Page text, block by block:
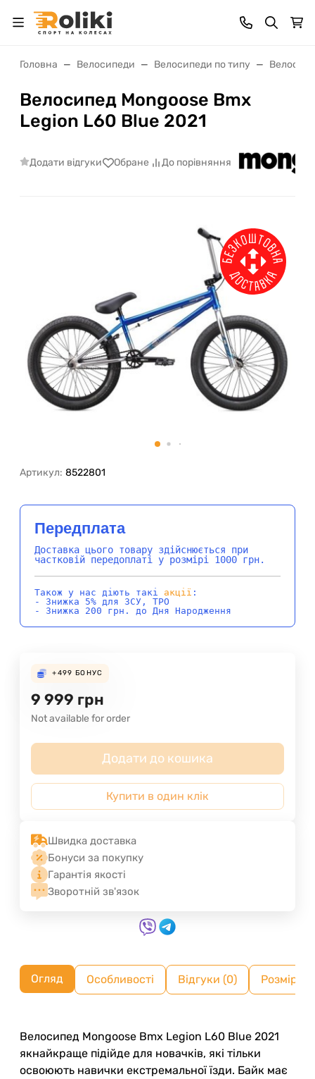
Головна Велосипеди Велосипеди по типу
Велосипед Mongoose Bmx
Legion L60 Blue 2021
Додати відгуки Обране До порівняння
Артикул: 8522801
Передплата
Доставка цього товару здійснюється при
частковій передоплаті у розмірі 1000 грн.
Також у нас діють такі акції :
- Знижка 5% для ЗСУ, ТРО
- Знижка 200 грн. до Дня Народження
+499 БОНУС
9 999 грн
Not available for order
Додати до кошика
Купити в один клік
Швидка доставка
Бонуси за покупку
Гарантія якості
Зворотній зв'язок
Огляд Особливості Відгуки (0) Розмірна
Велосипед Mongoose Bmx Legion L60 Blue 2021
якнайкраще підійде для новачків, які тільки
освоюють навички екстремальної їзди. Байк має